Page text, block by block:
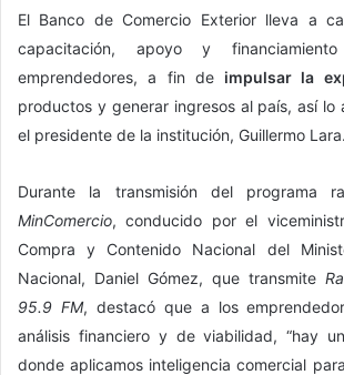
El Banco de Comercio Exterior lleva a
capacitación, apoyo y
emprendedores, a fin de impulsar la
productos y generar ingresos al país, así lo
el presidente de la institución, Guillermo Lara.
Durante la transmisión del programa
MinComercio, conducido por el
Compra y Contenido Nacional del
Nacional, Daniel Gómez, que transmite
95.9 FM, destacó que a los
análisis financiero y de viabilidad, “hay
donde aplicamos inteligencia comercial